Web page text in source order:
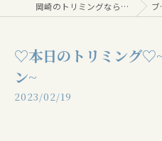
岡崎のトリミングならDog salon Floor ブログ
♡本日のトリミング
ン~
2023/02/19